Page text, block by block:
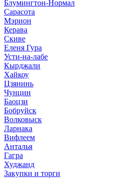
Блумингтон-Нормал
Сарасота
Мэрион
Керава
Скиве
Еленя Гура
Усти-на-лабе
Кырджали
Хайкоу
Цзянинь
Чунцин
Баоцзи
Бобруйск
Волковыск
Ларнака
Вифлеем
Анталья
Гагра
Худжанд
Закупки и торги